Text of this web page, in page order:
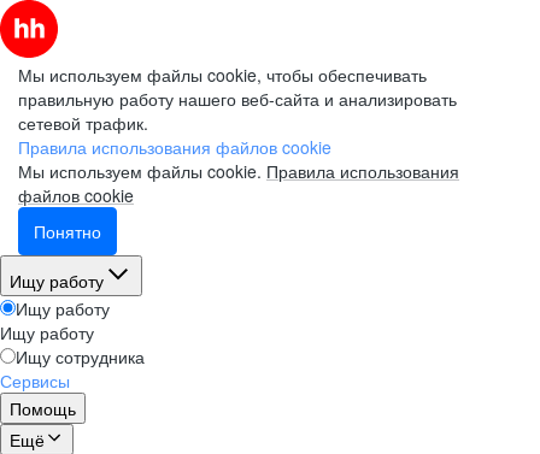
Мы используем файлы cookie, чтобы обеспечивать
правильную работу нашего веб-сайта и анализировать
сетевой трафик.
Правила использования файлов cookie
Мы используем файлы cookie. Правила использования
файлов cookie
Понятно
Ищу работу
Ищу работу
Ищу работу
Ищу сотрудника
Сервисы
Помощь
Ещё